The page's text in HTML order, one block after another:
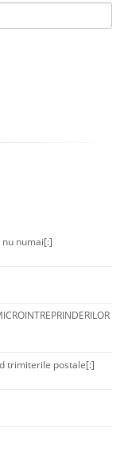
nu numai[:]
trimiterile postale[:]